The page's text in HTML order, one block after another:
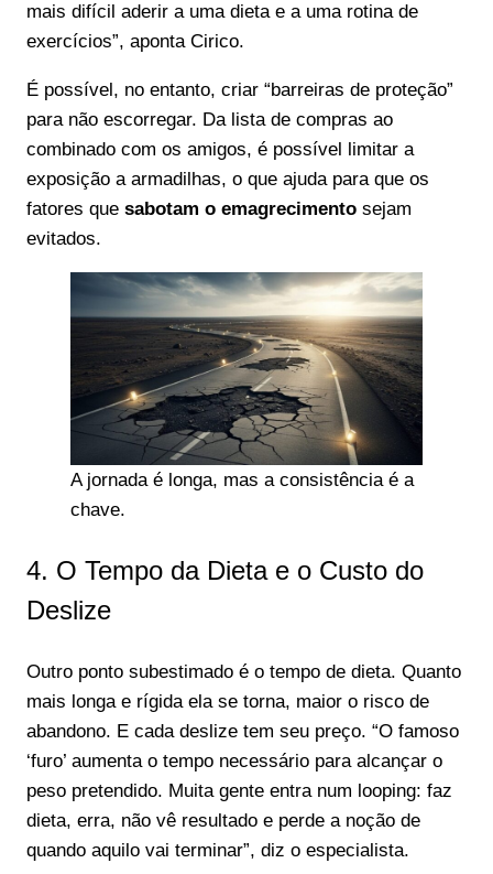
mais difícil aderir a uma dieta e a uma rotina de
exercícios”, aponta Cirico.
É possível, no entanto, criar “barreiras de proteção”
para não escorregar. Da lista de compras ao
combinado com os amigos, é possível limitar a
exposição a armadilhas, o que ajuda para que os
fatores que sabotam o emagrecimento sejam
evitados.
A jornada é longa, mas a consistência é a
chave.
4. O Tempo da Dieta e o Custo do
Deslize
Outro ponto subestimado é o tempo de dieta. Quanto
mais longa e rígida ela se torna, maior o risco de
abandono. E cada deslize tem seu preço. “O famoso
‘furo’ aumenta o tempo necessário para alcançar o
peso pretendido. Muita gente entra num looping: faz
dieta, erra, não vê resultado e perde a noção de
quando aquilo vai terminar”, diz o especialista.